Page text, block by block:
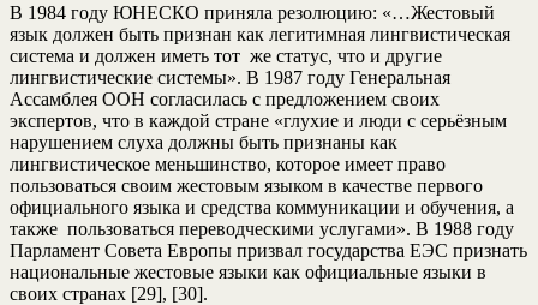
В 1984 году ЮНЕСКО приняла резолюцию: «…Жестовый
язык должен быть признан как легитимная лингвистическая
система и должен иметь тот же статус, что и другие
лингвистические системы». В 1987 году Генеральная
Ассамблея ООН согласилась с предложением своих
экспертов, что в каждой стране «глухие и люди с серьёзным
нарушением слуха должны быть признаны как
лингвистическое меньшинство, которое имеет право
пользоваться своим жестовым языком в качестве первого
официального языка и средства коммуникации и обучения, а
также пользоваться переводческими услугами». В 1988 году
Парламент Совета Европы призвал государства ЕЭС признать
национальные жестовые языки как официальные языки в
своих странах [29], [30].